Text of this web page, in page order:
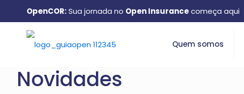
OpenCOR:Sua jornada no Open Insurancecomeça aqui
Quem somos
Novidades
26 de janeiro de 2026